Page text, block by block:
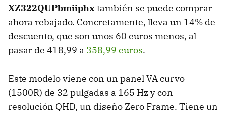
XZ322QUPbmiiphxtambién se puede comprar
ahora rebajado. Concretamente, lleva un 14% de
descuento, que son unos 60 euros menos, al
pasar de 418,99 a 358,99 euros.
Este modelo viene con un panel VA curvo
(1500R) de 32 pulgadas a 165 Hz y con
resolución QHD, un diseño Zero Frame. Tiene un